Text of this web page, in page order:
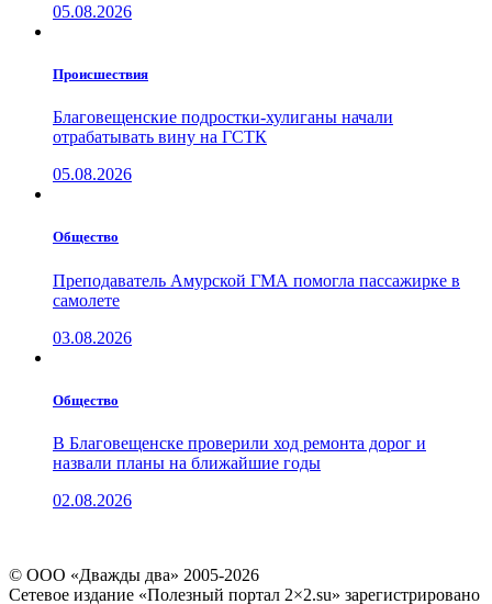
05.08.2026
Проиcшествия
Благовещенские подростки-хулиганы начали
отрабатывать вину на ГСТК
05.08.2026
Общество
Преподаватель Амурской ГМА помогла пассажирке в
самолете
03.08.2026
Общество
В Благовещенске проверили ход ремонта дорог и
назвали планы на ближайшие годы
02.08.2026
© ООО «Дважды два» 2005-2026
Сетевое издание «Полезный портал 2×2.su» зарегистрировано